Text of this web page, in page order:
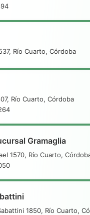
Río Cuarto, Córdoba
Río Cuarto, Córdoba
Gramaglia
1570, Río Cuarto,
1850, Río Cuarto,